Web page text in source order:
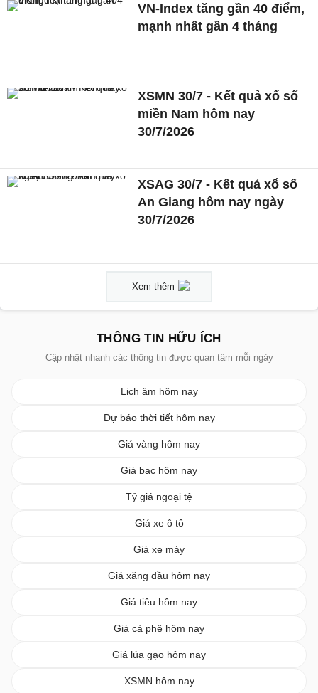
VN-Index tăng gần 40 điểm,
mạnh nhất gần 4 tháng
XSMN 30/7 - Kết quả xổ số
miền Nam hôm nay
30/7/2026
XSAG 30/7 - Kết quả xổ số
An Giang hôm nay ngày
30/7/2026
Xem thêm
THÔNG TIN HỮU ÍCH
Cập nhật nhanh các thông tin được quan tâm mỗi ngày
Lịch âm hôm nay
Dự báo thời tiết hôm nay
Giá vàng hôm nay
Giá bạc hôm nay
Tỷ giá ngoại tệ
Giá xe ô tô
Giá xe máy
Giá xăng dầu hôm nay
Giá tiêu hôm nay
Giá cà phê hôm nay
Giá lúa gạo hôm nay
XSMN hôm nay